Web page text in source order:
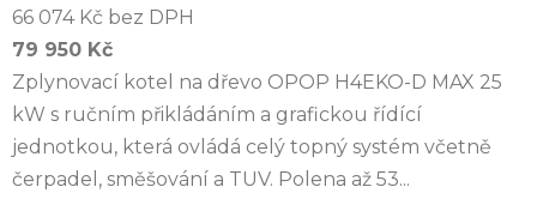
66 074 Kč bez DPH
79 950 Kč
Zplynovací kotel na dřevo OPOP H4EKO-D MAX 25
kW s ručním přikládáním a grafickou řídící
jednotkou, která ovládá celý topný systém včetně
čerpadel, směšování a TUV. Polena až 53...